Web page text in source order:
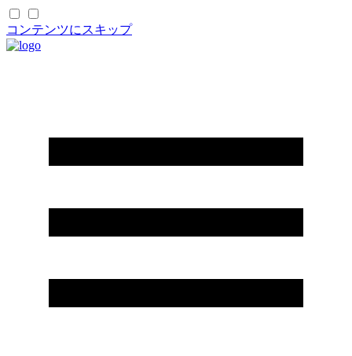
コンテンツにスキップ